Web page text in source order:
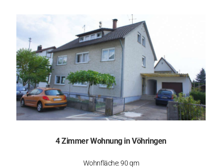
4 Zimmer Wohnung in Vöhringen
Wohnfläche: 90 qm